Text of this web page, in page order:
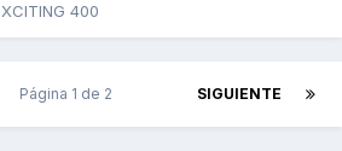
XCITING 400
SIGUIENTE
Página 1 de 2